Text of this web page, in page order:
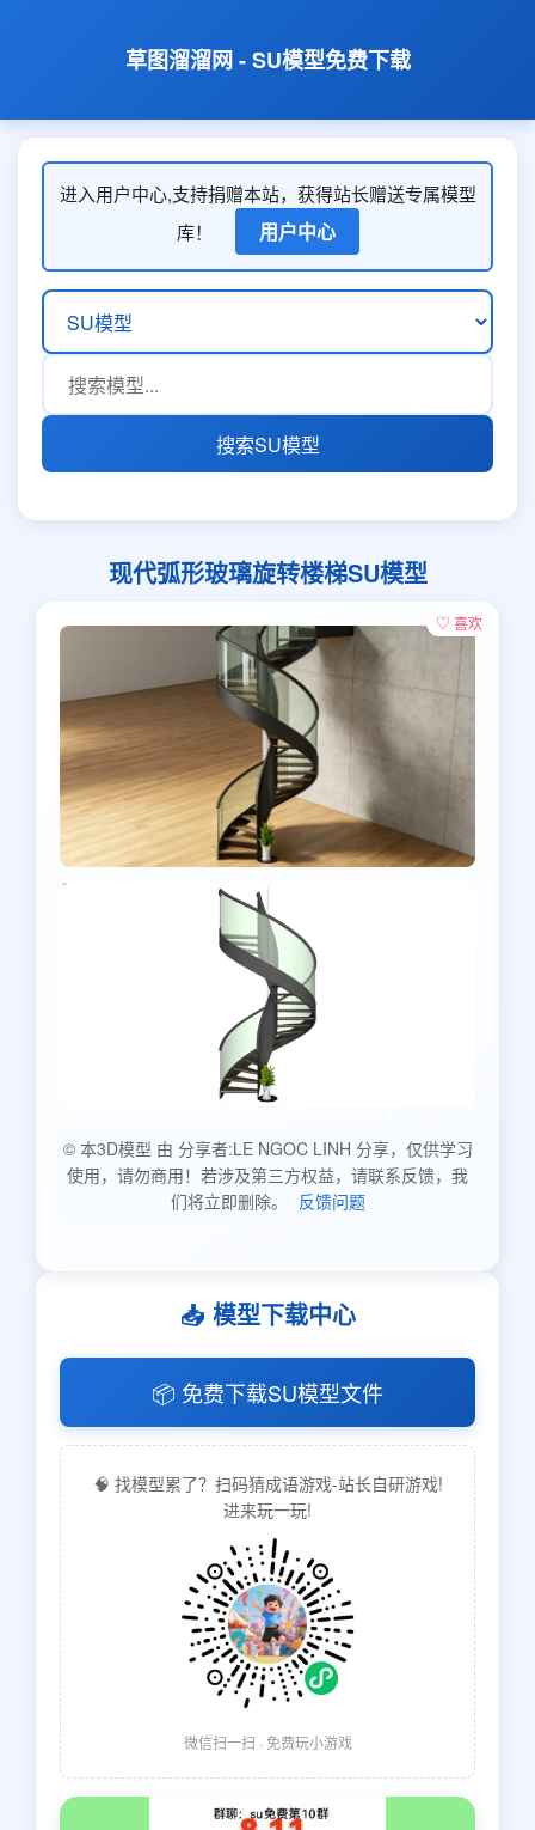
草图溜溜网 - SU模型免费下载
进入用户中心,支持捐赠本站，获得站长赠送专属模型
库！
用户中心
搜索SU模型
现代弧形玻璃旋转楼梯SU模型
♡ 喜欢
© 本3D模型 由 分享者:LE NGOC LINH 分享，仅供学习
使用，请勿商用！若涉及第三方权益，请联系反馈，我
们将立即删除。
反馈问题
📥 模型下载中心
📦 免费下载SU模型文件
🧠 找模型累了？扫码猜成语游戏-站长自研游戏!
进来玩一玩!
微信扫一扫 · 免费玩小游戏